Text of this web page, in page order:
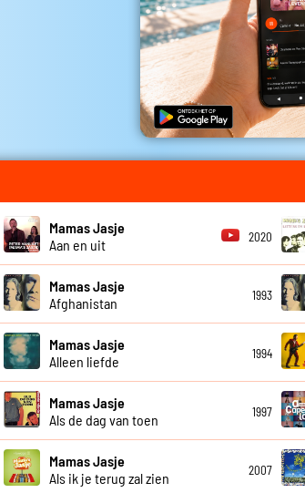
Mamas Jasje
Aan en uit
2020
Mamas Jasje
Afghanistan
1993
Mamas Jasje
Alleen liefde
1994
Mamas Jasje
Als de dag van toen
1997
Mamas Jasje
Als ik je terug zal zien
2007